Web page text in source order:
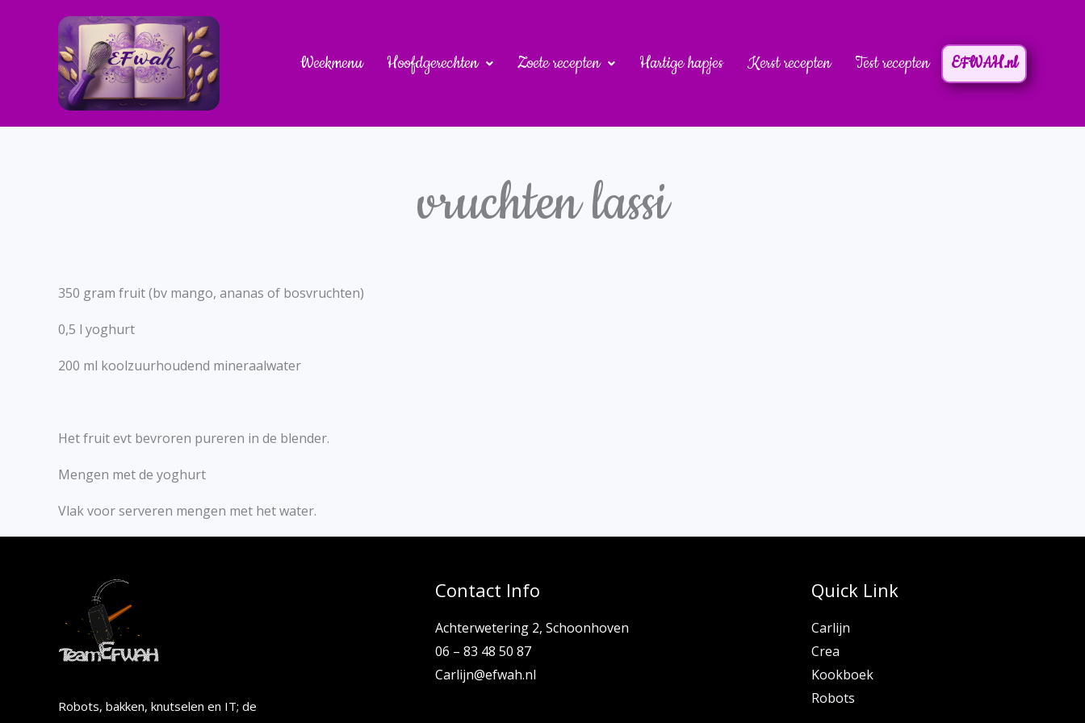
Weekmenu Hoofdgerechten Zoete recepten Hartige hapjes Kerst recepten Test recepten EFWAH.nl
vruchten lassi
350 gram fruit (bv mango, ananas of bosvruchten)
0,5 l yoghurt
200 ml koolzuurhoudend mineraalwater
Het fruit evt bevroren pureren in de blender.
Mengen met de yoghurt
Vlak voor serveren mengen met het water.
Robots, bakken, knutselen en IT; de
Contact Info
Achterwetering 2, Schoonhoven
06 – 83 48 50 87
Carlijn@efwah.nl
Quick Link
Carlijn
Crea
Kookboek
Robots